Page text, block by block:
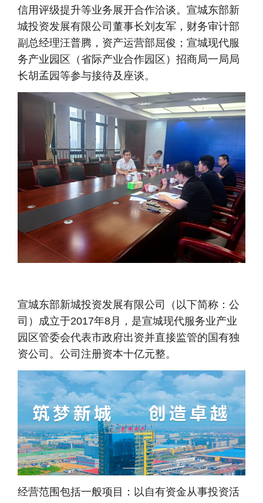
信用评级提升等业务展开合作洽谈。宣城东部新
城投资发展有限公司董事长刘友军，财务审计部
副总经理汪普腾，资产运营部屈俊；宣城现代服
务产业园区（省际产业合作园区）招商局一局局
长胡孟园等参与接待及座谈。
宣城东部新城投资发展有限公司
（以下简称：公
司）成立于2017年8月，是宣城现代服务业产业
园区管委会代表市政府出资并直接监管的国有独
资公司。公司注册资本十亿元整。
经营范围包括一般项目：以自有资金从事投资活